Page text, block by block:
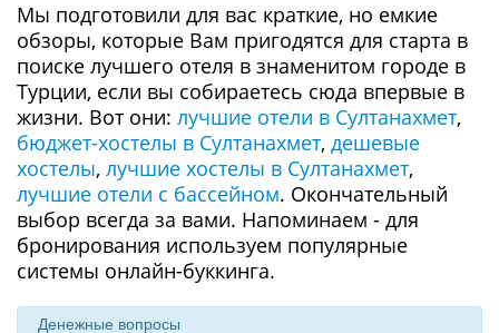
Мы подготовили для вас краткие, но емкие
обзоры, которые Вам пригодятся для старта в
поиске лучшего отеля в знаменитом городе в
Турции, если вы собираетесь сюда впервые в
жизни. Вот они: лучшие отели в Султанахмет,
бюджет-хостелы в Султанахмет, дешевые
хостелы, лучшие хостелы в Султанахмет,
лучшие отели с бассейном. Окончательный
выбор всегда за вами. Напоминаем - для
бронирования используем популярные
системы онлайн-буккинга.
Денежные вопросы